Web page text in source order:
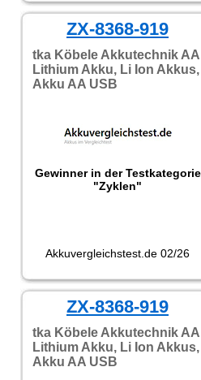
ZX-8368-919
tka Köbele Akkutechnik AA
Lithium Akku, Li Ion Akkus,
Akku AA USB
Gewinner in der Testkategorie
"Zyklen"
Akkuvergleichstest.de 02/26
ZX-8368-919
tka Köbele Akkutechnik AA
Lithium Akku, Li Ion Akkus,
Akku AA USB